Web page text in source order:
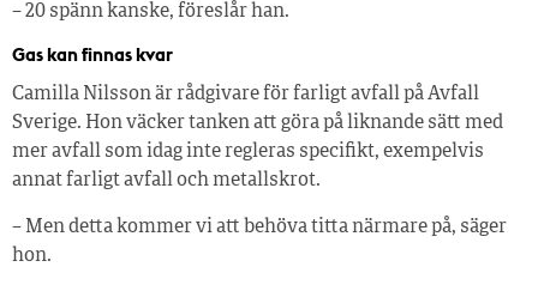
– 20 spänn kanske, föreslår han.
Gas kan finnas kvar
Camilla Nilsson är rådgivare för farligt avfall på Avfall
Sverige. Hon väcker tanken att göra på liknande sätt med
mer avfall som idag inte regleras specifikt, exempelvis
annat farligt avfall och metallskrot.
– Men detta kommer vi att behöva titta närmare på, säger
hon.